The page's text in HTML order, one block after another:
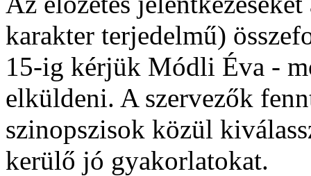
karakter terjedelmű)
15-ig kérjük Módli Éva -
elküldeni. A szervezők
szinopszisok közül
kerülő jó gyakorlatokat.